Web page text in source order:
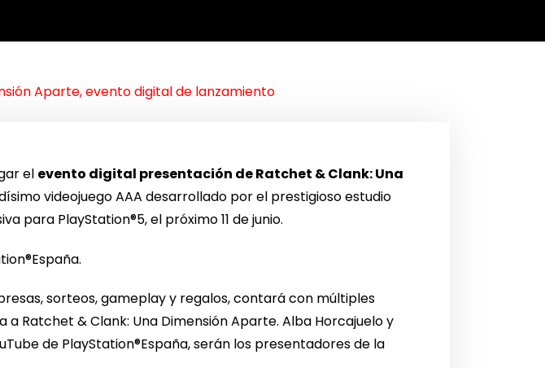
Aparte, evento digital de lanzamiento
el evento digital presentación de Ratchet & Clank: Una
videojuego AAA desarrollado por el prestigioso estudio
para PlayStation®5, el próximo 11 de junio.
sorteos, gameplay y regalos, contará con múltiples
Ratchet & Clank: Una Dimensión Aparte. Alba Horcajuelo y
de PlayStation®España, serán los presentadores de la